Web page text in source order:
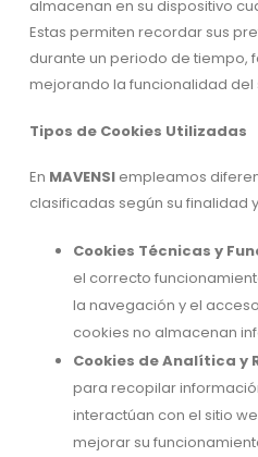
almacenan en su dispositivo
Estas permiten recordar sus
durante un periodo de tiempo,
mejorando la funcionalidad del
Tipos de Cookies Utilizadas
En MAVENSIempleamos
clasificadas según su finalidad
Cookies Técnicas y
el correcto
la navegación y el
cookies no almacenan
Cookies de Analítica y
para recopilar
interactúan con el sitio
mejorar su